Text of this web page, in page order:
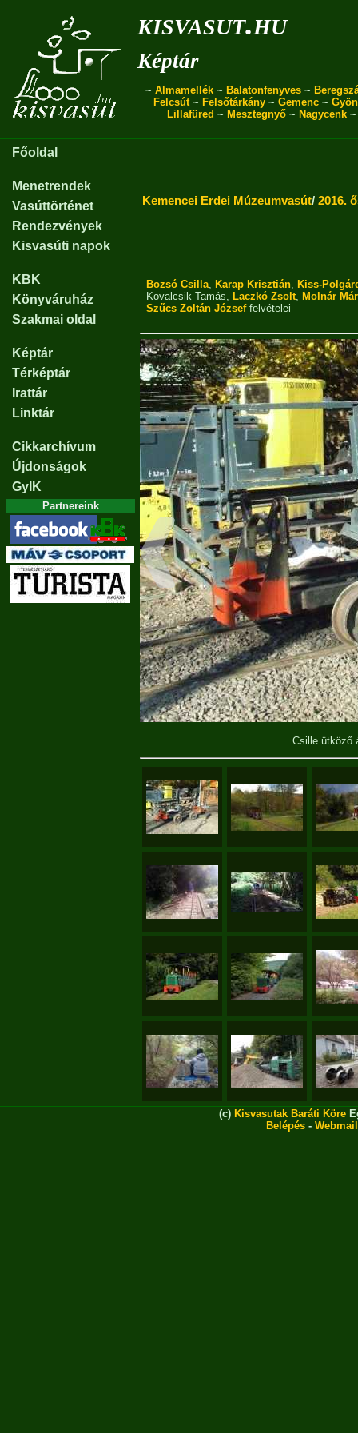
kisvasut.hu
Képtár
~ Almamellék ~ Balatonfenyves ~
Felcsút~ Felsőtárkány ~ Gemenc ~
Lillafüred ~ Mesztegnyő~ Nagycenk
Főoldal
Menetrendek
Vasúttörténet
Rendezvények
Kisvasúti napok
KBK
Könyváruház
Szakmai oldal
Képtár
Térképtár
Irattár
Linktár
Cikkarchívum
Újdonságok
GyIK
Partnereink
Kemencei Erdei Múzeumvasút/ 2016.
Bozsó Csilla, Karap Krisztián, Kiss-
Kovalcsik Tamás, Laczkó Zsolt, Molnár
Szűcs Zoltán Józseffelvételei
Csille ütköző
(c) Kisvasutak Baráti Köre
Belépés - Webmail